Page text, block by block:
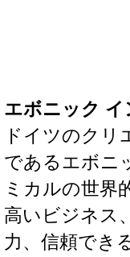
エボニック
ドイツのクリ
であるエボニ
ミカルの世界
高いビジネス
力、信頼でき